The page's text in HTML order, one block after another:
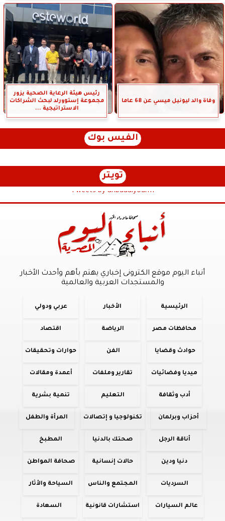
وفاة والد ليونيل ميسي عن 68 عاما
رئيس هيئة الرعاية الصحية يزور
مجموعة إستوورلد لبحث الشراكات
الاستراتيجية ...
الفيس بوك
تويتر
Tweets by anbaaalyoum1
أنباء اليوم موقع الكترونى إخباري يهتم بأهم وأحدث الأخبار
والمستجدات العربية والعالمية
الرئيسية الأخبار عربي ودولي
محافظات مصر الرياضة اقتصاد
حوادث وقضايا الفن حوارات وتحقيقات
ميديا وفضائيات تقارير وملفات أعمدة ومقالات
أدب وثقافة التعليم تنمية بشرية
أحزاب وبرلمان تكنولوجيا و إتصالات المرأة والطفل
أناقة الرجل صحتك بالدنيا المطبخ
دنيا ودين حالات إنسانية صحافة المواطن
السرديات المجتمع والناس السياحة والأثار
عالم السيارات استشارات قانونية السعادة